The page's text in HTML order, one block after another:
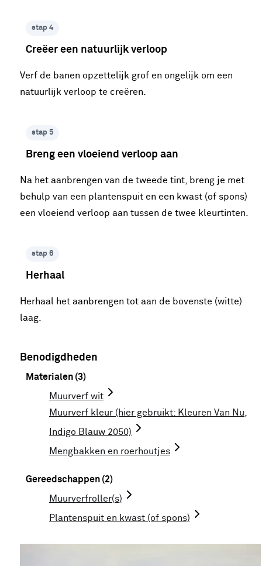
stap 4
Creëer een natuurlijk verloop
Verf de banen opzettelijk grof en ongelijk om een
natuurlijk verloop te creëren.
stap 5
Breng een vloeiend verloop aan
Na het aanbrengen van de tweede tint, breng je met
behulp van een plantenspuit en een kwast (of spons)
een vloeiend verloop aan tussen de twee kleurtinten.
stap 6
Herhaal
Herhaal het aanbrengen tot aan de bovenste (witte)
laag.
Benodigdheden
Materialen (3)
Muurverf wit
Muurverf kleur (hier gebruikt: Kleuren Van Nu,
Indigo Blauw 2050)
Mengbakken en roerhoutjes
Gereedschappen (2)
Muurverfroller(s)
Plantenspuit en kwast (of spons)